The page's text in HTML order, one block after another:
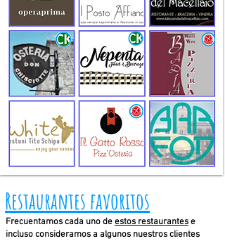
Restaurantes favoritos
Frecuentamos cada uno deestos restaurantese
incluso consideramos a algunos nuestros clientes